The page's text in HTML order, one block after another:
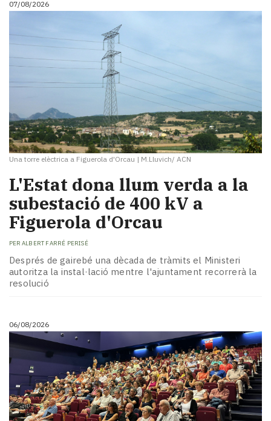
i
Cultura
Esports
Mai
tant!
mitjans
El
temps
Reportatges
Entrevistes
Enquestes
A
escena!
Dis
la
teva!
Subscriptors
La
Pallars
Contingut
patrocinat
Lo
més
llegit...
Editorial
07/08/2026
Una torre elèctrica a Figuerola d'Orcau | M.Lluvich/ ACN
L'Estat dona llum verda a la
subestació de 400 kV a
Figuerola d'Orcau
PER ALBERT FARRÉ PERISÉ
Després de gairebé una dècada de tràmits el Ministeri
autoritza la instal·lació mentre l'ajuntament recorrerà la
resolució
06/08/2026